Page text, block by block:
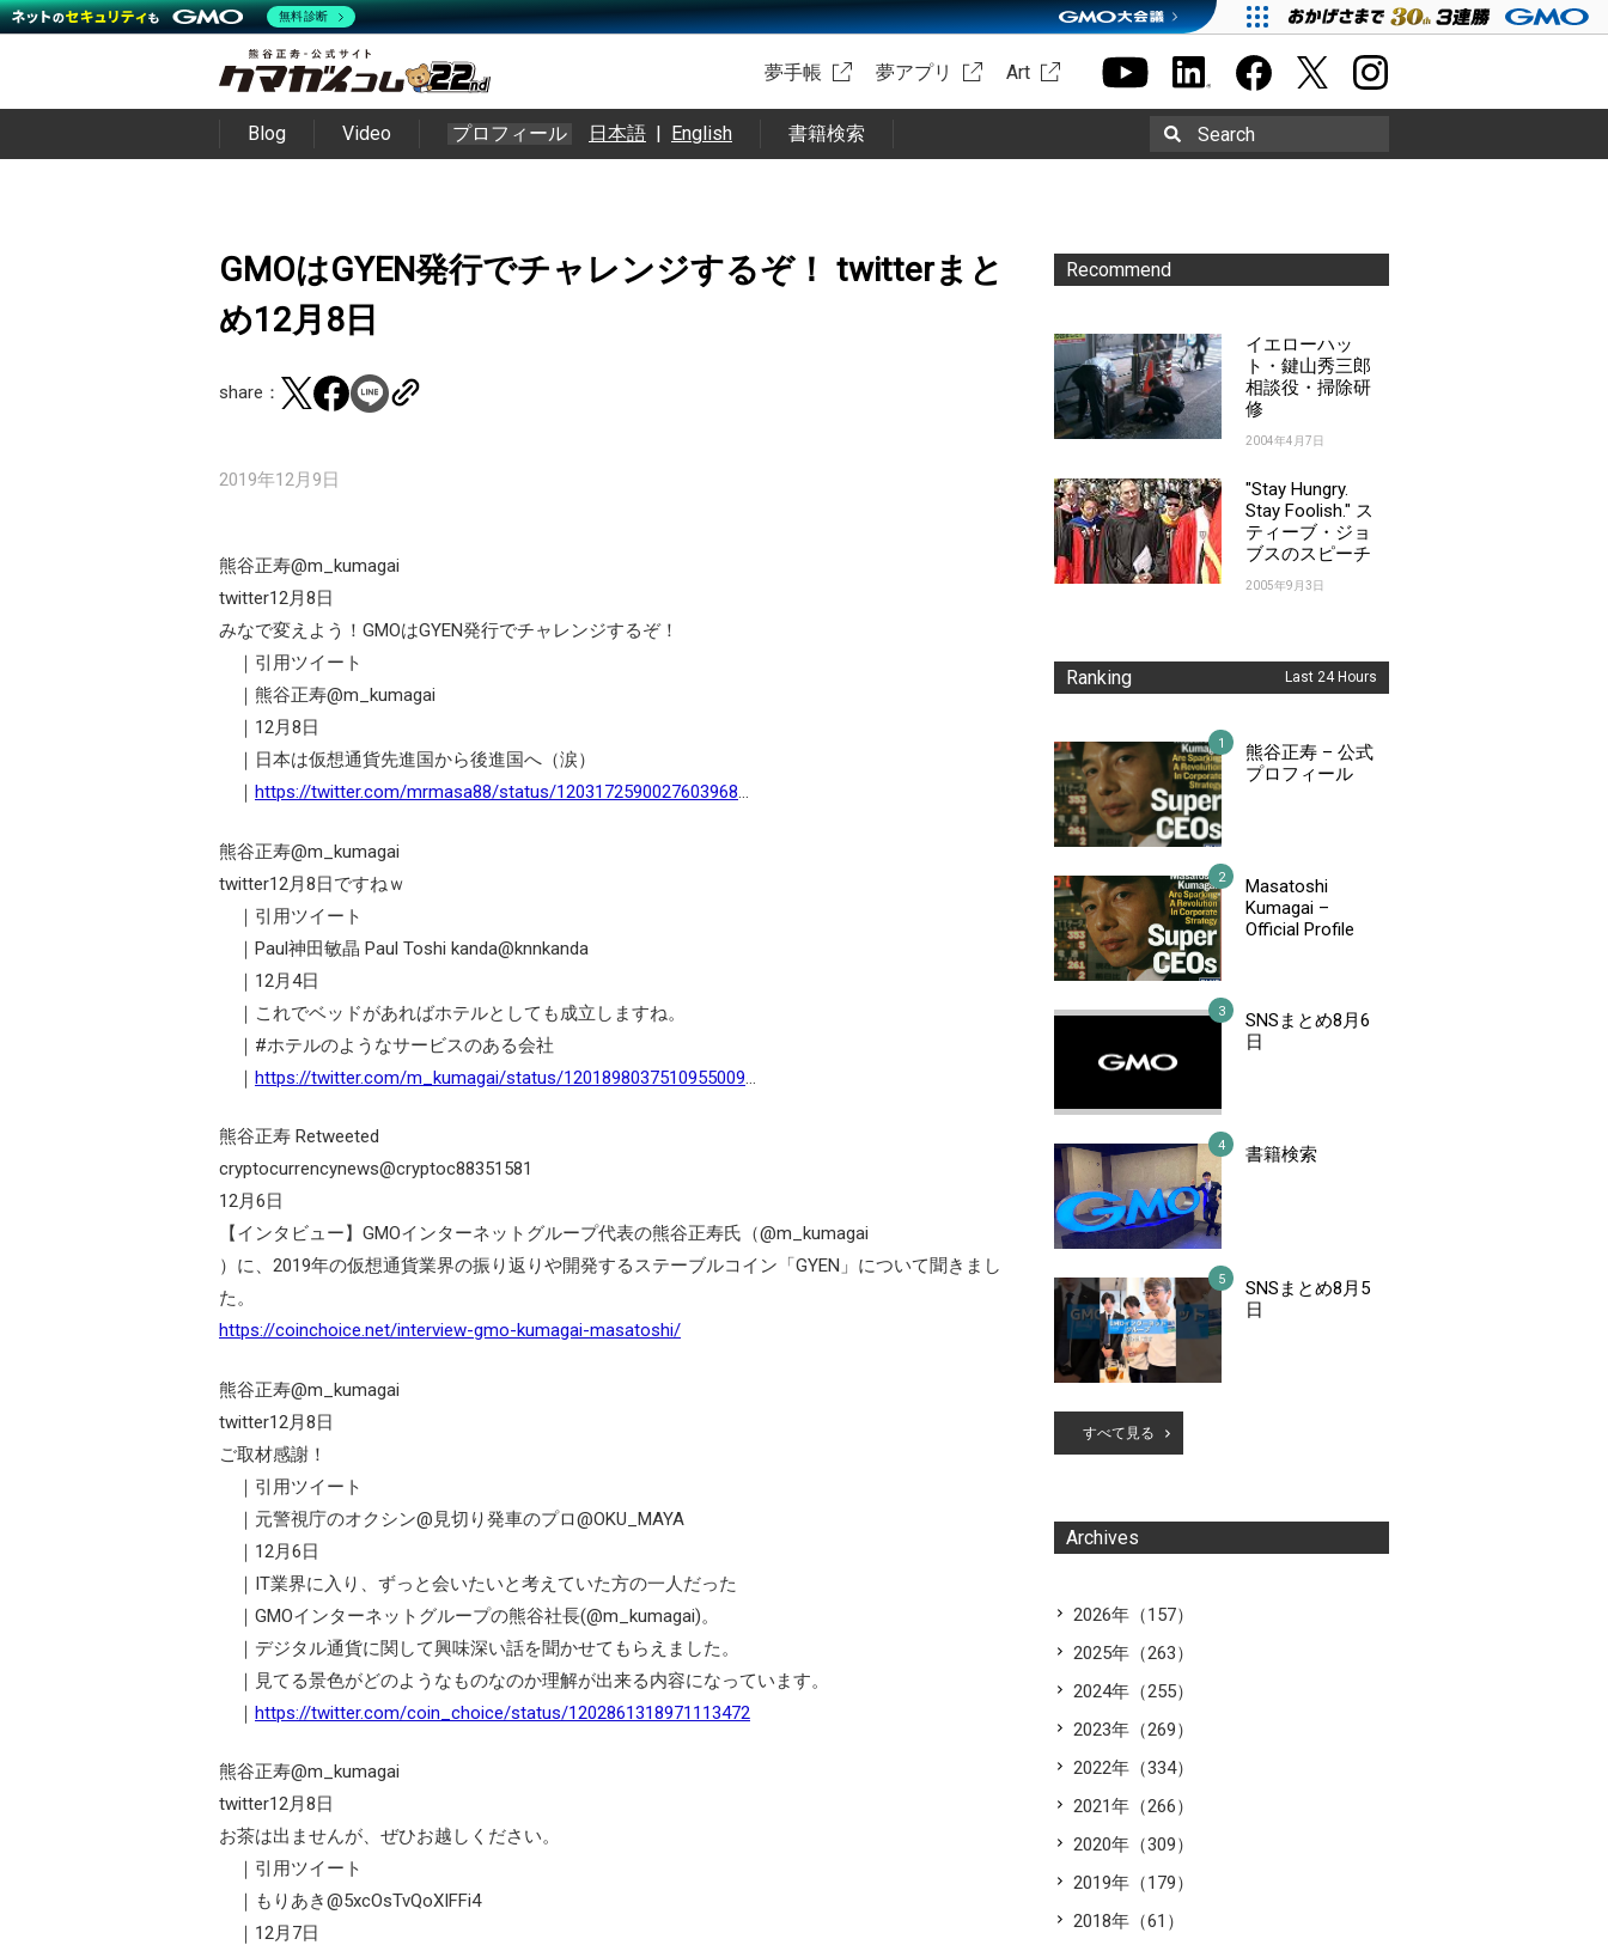
夢手帳 夢アプリ Art
Blog Video プロフィール 日本語 | English 書籍検索 Search
GMOはGYEN発行でチャレンジするぞ！ twitterまと
め12月8日
share：
2019年12月9日
熊谷正寿@m_kumagai
twitter12月8日
みなで変えよう！GMOはGYEN発行でチャレンジするぞ！
｜引用ツイート
｜熊谷正寿@m_kumagai
｜12月8日
｜日本は仮想通貨先進国から後進国へ（涙）
｜ https://twitter.com/mrmasa88/status/1203172590027603968…
熊谷正寿@m_kumagai
twitter12月8日ですねｗ
｜引用ツイート
｜Paul神田敏晶 Paul Toshi kanda@knnkanda
｜12月4日
｜これでベッドがあればホテルとしても成立しますね。
｜#ホテルのようなサービスのある会社
｜ https://twitter.com/m_kumagai/status/1201898037510955009
熊谷正寿 Retweeted
cryptocurrencynews@cryptoc88351581
12月6日
【インタビュー】GMOインターネットグループ代表の熊谷正寿氏（@m_kumagai
）に、2019年の仮想通貨業界の振り返りや開発するステーブルコイン「GYEN」について聞きまし
た。
https://coinchoice.net/interview-gmo-kumagai-masatoshi/
熊谷正寿@m_kumagai
twitter12月8日
ご取材感謝！
｜引用ツイート
｜元警視庁のオクシン@見切り発車のプロ@OKU_MAYA
｜12月6日
｜IT業界に入り、ずっと会いたいと考えていた方の一人だった
｜GMOインターネットグループの熊谷社長(@m_kumagai)。
｜デジタル通貨に関して興味深い話を聞かせてもらえました。
｜見てる景色がどのようなものなのか理解が出来る内容になっています。
｜ https://twitter.com/coin_choice/status/1202861318971113472
熊谷正寿@m_kumagai
twitter12月8日
お茶は出ませんが、ぜひお越しください。
｜引用ツイート
｜もりあき@5xcOsTvQoXIFFi4
｜12月7日
Recommend
イエローハッ
ト・鍵山秀三郎
相談役・掃除研
修
2004年4月7日
"Stay Hungry.
Stay Foolish." ス
ティーブ・ジョ
ブスのスピーチ
2005年9月3日
Ranking Last 24 Hours
熊谷正寿 – 公式
プロフィール
Masatoshi
Kumagai –
Official Profile
SNSまとめ8月6
日
書籍検索
SNSまとめ8月5
日
すべて見る
Archives
2026年（157）
2025年（263）
2024年（255）
2023年（269）
2022年（334）
2021年（266）
2020年（309）
2019年（179）
2018年（61）
無料診断